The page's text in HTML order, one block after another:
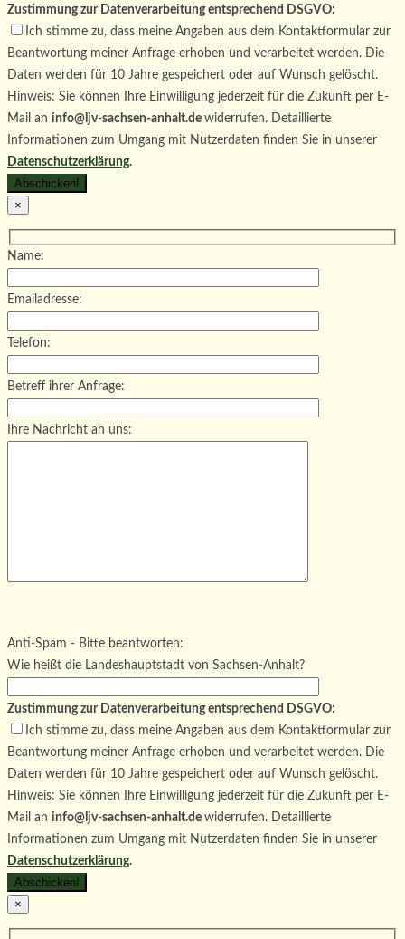
Zustimmung zur Datenverarbeitung entsprechend DSGVO:
Ich stimme zu, dass meine Angaben aus dem Kontaktformular zur
Beantwortung meiner Anfrage erhoben und verarbeitet werden. Die
Daten werden für 10 Jahre gespeichert oder auf Wunsch gelöscht.
Hinweis: Sie können Ihre Einwilligung jederzeit für die Zukunft per E-
Mail an info@ljv-sachsen-anhalt.de widerrufen. Detaillierte
Informationen zum Umgang mit Nutzerdaten finden Sie in unserer
Datenschutzerklärung.
×
Name:
Emailadresse:
Telefon:
Betreff ihrer Anfrage:
Ihre Nachricht an uns:
Bitte lasse dieses Feld leer.
Anti-Spam - Bitte beantworten:
Wie heißt die Landeshauptstadt von Sachsen-Anhalt?
Zustimmung zur Datenverarbeitung entsprechend DSGVO:
Ich stimme zu, dass meine Angaben aus dem Kontaktformular zur
Beantwortung meiner Anfrage erhoben und verarbeitet werden. Die
Daten werden für 10 Jahre gespeichert oder auf Wunsch gelöscht.
Hinweis: Sie können Ihre Einwilligung jederzeit für die Zukunft per E-
Mail an info@ljv-sachsen-anhalt.de widerrufen. Detaillierte
Informationen zum Umgang mit Nutzerdaten finden Sie in unserer
Datenschutzerklärung.
×